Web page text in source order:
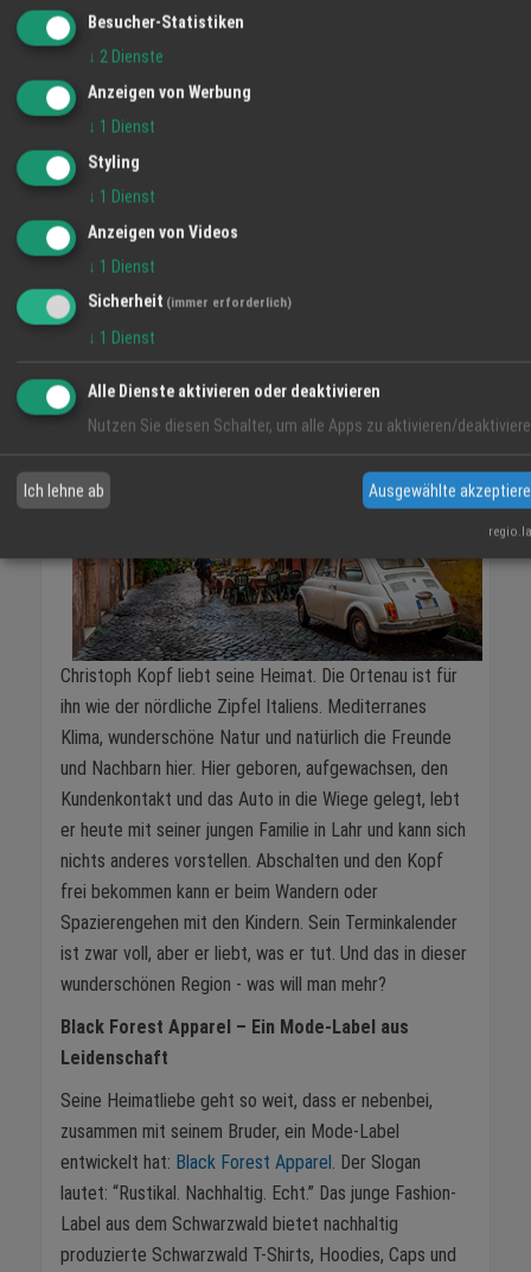
wirtschaftlich immer am Puls der Zeit. Natürlich ist der
Mobilitätsmarkt im Umbruch, aber das spornt ihn eher
an und hält das Unternehmen flexibel: »Wir sind mit
Fahrschule, Busunternehmen, Tankstelle, Autohaus,
Werkstatt und Paketdienst wie ein Grundversorger
aufgestellt und im ländlichen Raum wird es den
traditionellen Verkehr wohl noch eine Weile geben. Wir
sind auch offen für Innovationen und Elektromobilität
und natürlich kann man bei uns auch ein E-Mobil
aufladen. Alles andere bestimmt der Markt, allen voran
unsere treuen Kunden im Kinzigtal und im
Situation.
Christoph Kopf liebt seine Heimat. Die Ortenau ist für
ihn wie der nördliche Zipfel Italiens. Mediterranes
Klima, wunderschöne Natur und natürlich die Freunde
und Nachbarn hier. Hier geboren, aufgewachsen, den
Kundenkontakt und das Auto in die Wiege gelegt, lebt
er heute mit seiner jungen Familie in Lahr und kann sich
nichts anderes vorstellen. Abschalten und den Kopf
frei bekommen kann er beim Wandern oder
Spazierengehen mit den Kindern. Sein Terminkalender
ist zwar voll, aber er liebt, was er tut. Und das in dieser
wunderschönen Region - was will man mehr?
Black Forest Apparel – Ein Mode-Label aus
Leidenschaft
Seine Heimatliebe geht so weit, dass er nebenbei,
zusammen mit seinem Bruder, ein Mode-Label
entwickelt hat: Black Forest Apparel. Der Slogan
lautet: “Rustikal. Nachhaltig. Echt.” Das junge Fashion-
Label aus dem Schwarzwald bietet nachhaltig
produzierte Schwarzwald T-Shirts, Hoodies, Caps und
Besucher-Statistiken
↓ 2 Dienste
Anzeigen von Werbung
↓ 1 Dienst
Styling
↓ 1 Dienst
Anzeigen von Videos
↓ 1 Dienst
Sicherheit (immer erforderlich)
↓ 1 Dienst
Alle Dienste aktivieren oder deaktivieren
Nutzen Sie diesen Schalter, um alle Apps zu aktivieren/
Ich lehne ab Ausgewählte